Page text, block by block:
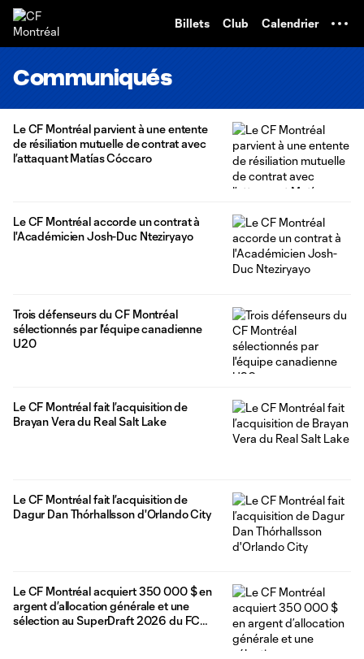
Billets Club Calendrier
Communiqués
Le CF Montréal parvient à une entente
de résiliation mutuelle de contrat avec
l’attaquant Matías Cóccaro
Le CF Montréal accorde un contrat à
l'Académicien Josh-Duc Nteziryayo
Trois défenseurs du CF Montréal
sélectionnés par l'équipe canadienne
U20
Le CF Montréal fait l’acquisition de
Brayan Vera du Real Salt Lake
Le CF Montréal fait l’acquisition de
Dagur Dan Thórhallsson d'Orlando City
Le CF Montréal acquiert 350 000 $ en
argent d’allocation générale et une
sélection au SuperDraft 2026 du FC